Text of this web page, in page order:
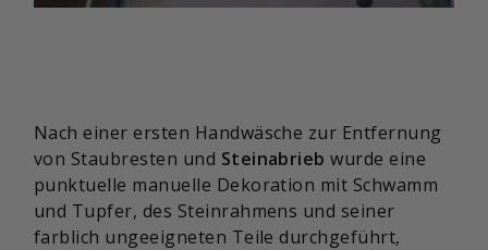
Nach einer ersten Handwäsche zur Entfernung
von Staubresten und Steinabriebwurde eine
punktuelle manuelle Dekoration mit Schwamm
und Tupfer, des Steinrahmens und seiner
farblich ungeeigneten Teile durchgeführt,